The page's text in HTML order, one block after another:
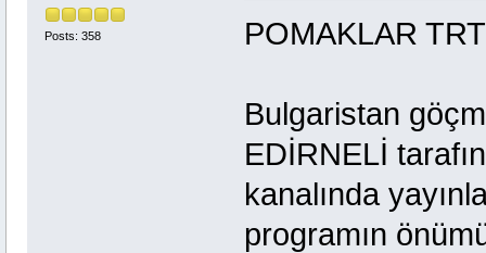
Posts: 358 POMAKLAR
Bulgaristan
EDİRNELİ
kanalında
programın